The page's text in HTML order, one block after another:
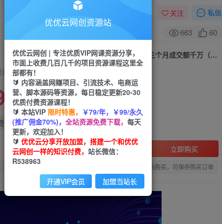
关注 私信
663 60
（10246期）抖音千川短视频实战课：短视频爆量解决方案，三个月成交额千万（41节课）
读，请付费后查看
限时特惠
云币99
立即购买
您当前未登录！建议登陆后购买，可保存购买订单
优优云网创资源站
优优云网创 | 专注优质VIP网课资源分享，
市面上收费几百几千的项目资源课程这里全
部都有！
🔰 内容涵盖网赚项目、引流技术、电商运
营、脚本源码等资源，每日稳定更新20-30
优质付费资源课程！
🔰 本站VIP 限时特惠， ￥79/年，￥99/永久
(推广佣金70%)， 全站资源免费下载， 每天
更新，欢迎加入！
🔰 优优云分享开放加盟，搭建一个和优优
云网创一样的知识付费， 站长微信：
R538963
开通VIP会员 加盟当站长